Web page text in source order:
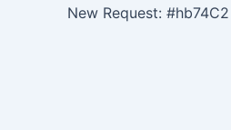
New Request: #hb74C2